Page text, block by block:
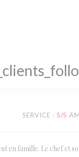
SERVICE : 5/5
en famille. Le chef et